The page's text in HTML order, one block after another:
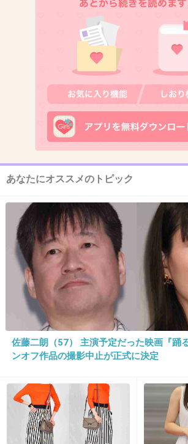
2018/07/16(月) 17:23:34
+111
2018/07/16(月) 17:23:35
おめでとう実彩子！
頑張ってね！
13. 匿名 2018/07/16(月) 17:23:39
もう一人の方が可愛かった
>>13
あなたにオススメのトピック
佐藤二朗（57） 主演予定だった映画『踊
ンオフ作品の撮影中止が正式に決定